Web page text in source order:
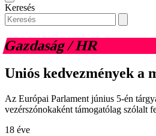
Keresés
Gazdaság / HR
Uniós kedvezmények a
Az Európai Parlament június 5-én
vezérszónokaként támogatólag szólalt
18 éve